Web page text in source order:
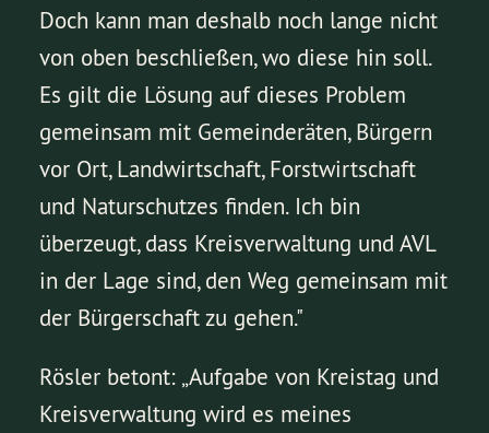
Doch kann man deshalb noch lange nicht
von oben beschließen, wo diese hin soll.
Es gilt die Lösung auf dieses Problem
gemeinsam mit Gemeinderäten, Bürgern
vor Ort, Landwirtschaft, Forstwirtschaft
und Naturschutzes finden. Ich bin
überzeugt, dass Kreisverwaltung und AVL
in der Lage sind, den Weg gemeinsam mit
der Bürgerschaft zu gehen."
Rösler betont: „Aufgabe von Kreistag und
Kreisverwaltung wird es meines